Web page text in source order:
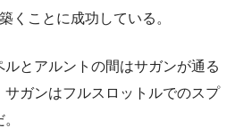
くことに成功している。
とアルントの間はサガンが通る
ガンはフルスロットルでのスプ